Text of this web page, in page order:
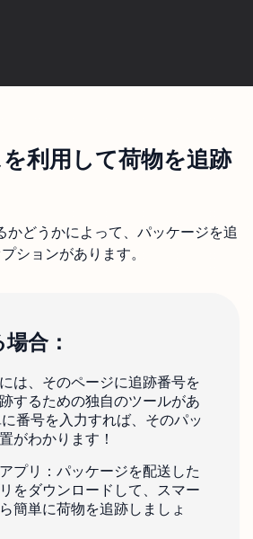
利用して荷物を追跡
かどうかによって、パッケージを追
ションがあります。
合：
は、そのページに追跡番号を
するための独自のツールがあ
番号を入力すれば、そのパッ
がわかります！
プリ：パッケージを配送した
をダウンロードして、スマー
簡単に荷物を追跡しましょ